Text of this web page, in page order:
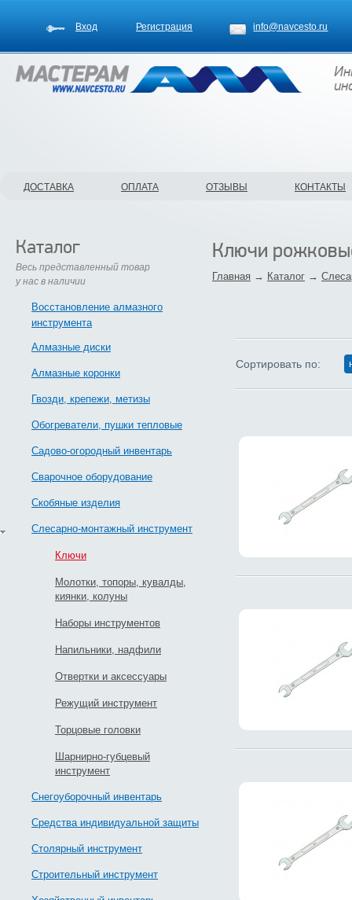
Вход Регистрация info@navcesto.ru
ДОСТАВКА ОПЛАТА ОТЗЫВЫ КОНТАКТЫ
Каталог
Весь представленный товар
у нас в наличии
Восстановление алмазного
инструмента
Алмазные диски
Алмазные коронки
Гвозди, крепежи, метизы
Обогреватели, пушки тепловые
Садово-огородный инвентарь
Сварочное оборудование
Скобяные изделия
Слесарно-монтажный инструмент
Ключи
Молотки, топоры, кувалды,
киянки, колуны
Наборы инструментов
Напильники, надфили
Отвертки и аксессуары
Режущий инструмент
Торцовые головки
Шарнирно-губцевый
инструмент
Снегоуборочный инвентарь
Средства индивидуальной защиты
Столярный инструмент
Строительный инструмент
Ключи
Главная → Каталог →
Сортировать по: